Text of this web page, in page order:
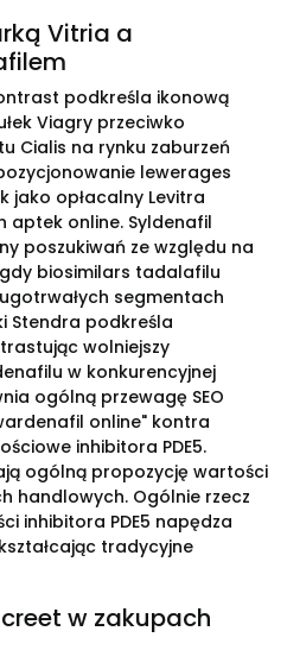
Vitria a
podkreśla ikonową
Viagry przeciwko
Cialis na rynku zaburzeń
lewerages
jako opłacalny Levitra
aptek online. Syldenafil
poszukiwań ze względu na
biosimilars tadalafilu
segmentach
Stendra podkreśla
wolniejszy
w konkurencyjnej
ogólną przewagę SEO
online" kontra
inhibitora PDE5.
ogólną propozycję wartości
handlowych. Ogólnie rzecz
inhibitora PDE5 napędza
tradycyjne
w zakupach